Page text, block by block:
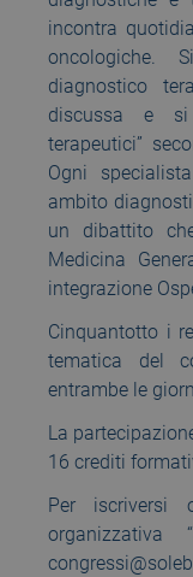
incontra
oncologiche.
diagnostico
discussa e si
terapeutici”
Ogni
ambito
un dibattito
Medicina
integrazione
Cinquantotto i
tematica del
entrambe le
La
16 crediti
Per iscriversi
organizzativa